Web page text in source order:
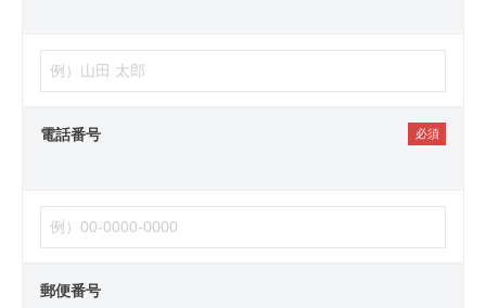
電話番号
郵便番号